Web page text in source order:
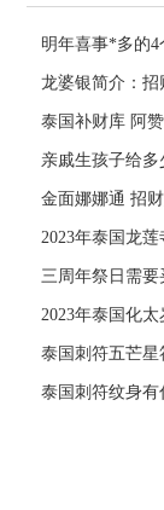
明年喜事*多的4
龙婆银简介：
泰国补财库 阿
亲戚生孩子给
金面娜娜通 招
2023年泰国龙
2566年
三周年祭日需
2023年泰国化
泰国刺符五芒
泰国刺符纹身有